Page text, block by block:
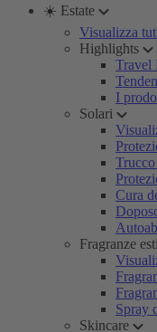
☀️ Estate
Visualizza
Highlights
Travel
I
Solari
Cura
Fragranze
Spray
Skincare